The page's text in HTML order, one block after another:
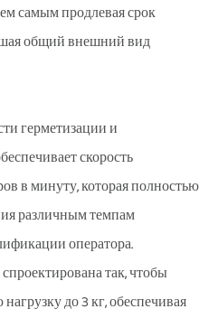
самым продлевая срок
общий внешний вид
герметизации и
скорость
в минуту, которая полностью
различным темпам
оператора.
так, чтобы
до 3 кг, обеспечивая